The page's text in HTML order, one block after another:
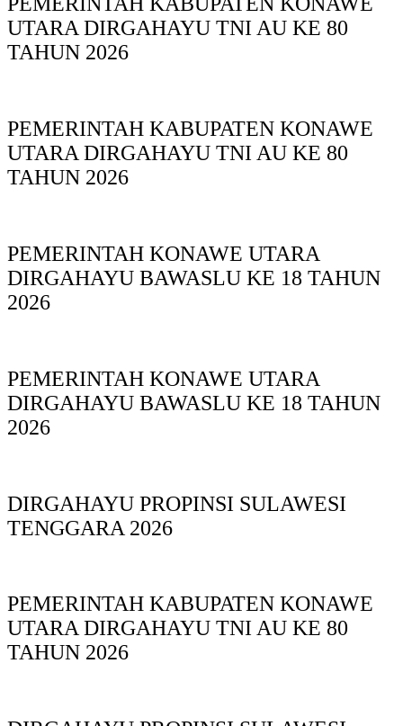
UTARA DIRGAHAYU TNI AU KE 80
TAHUN 2026
PEMERINTAH KABUPATEN KONAWE
UTARA DIRGAHAYU TNI AU KE 80
TAHUN 2026
PEMERINTAH KONAWE UTARA
DIRGAHAYU BAWASLU KE 18 TAHUN
2026
PEMERINTAH KONAWE UTARA
DIRGAHAYU BAWASLU KE 18 TAHUN
2026
DIRGAHAYU PROPINSI SULAWESI
TENGGARA 2026
PEMERINTAH KABUPATEN KONAWE
UTARA DIRGAHAYU TNI AU KE 80
TAHUN 2026